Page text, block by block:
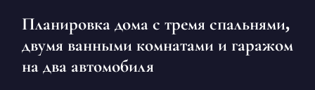
Планировка дома с тремя спальнями,
двумя ванными комнатами и гаражом
на два автомобиля